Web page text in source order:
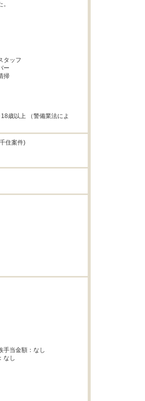
タッフ
ー
掃
歳以上 （警備業法によ
住案件)
手当金額：なし
なし